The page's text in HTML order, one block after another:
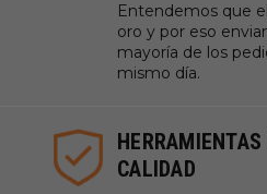
Entendemos que
oro y por eso
mayoría de los
mismo día.
CALIDAD